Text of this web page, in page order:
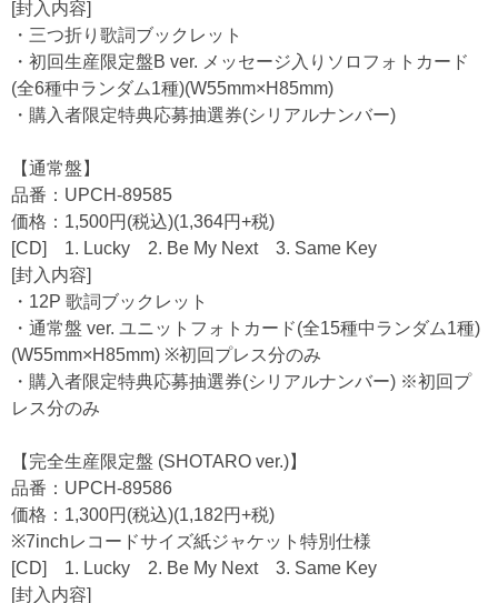
[封入内容]
・三つ折り歌詞ブックレット
・初回生産限定盤B ver. メッセージ入りソロフォトカード
(全6種中ランダム1種)(W55mm×H85mm)
・購入者限定特典応募抽選券(シリアルナンバー)
【通常盤】
品番：UPCH-89585
価格：1,500円(税込)(1,364円+税)
[CD] 1. Lucky 2. Be My Next 3. Same Key
[封入内容]
・12P 歌詞ブックレット
・通常盤 ver. ユニットフォトカード(全15種中ランダム1種)
(W55mm×H85mm) ※初回プレス分のみ
・購入者限定特典応募抽選券(シリアルナンバー) ※初回プ
レス分のみ
【完全生産限定盤 (SHOTARO ver.)】
品番：UPCH-89586
価格：1,300円(税込)(1,182円+税)
※7inchレコードサイズ紙ジャケット特別仕様
[CD] 1. Lucky 2. Be My Next 3. Same Key
[封入内容]